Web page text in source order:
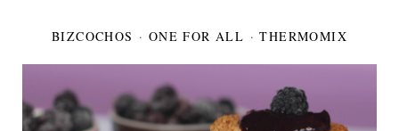
BIZCOCHOS · ONE FOR ALL ·THERMOMIX